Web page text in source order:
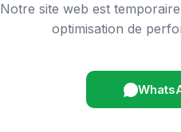
Notre site web est
optimisation de